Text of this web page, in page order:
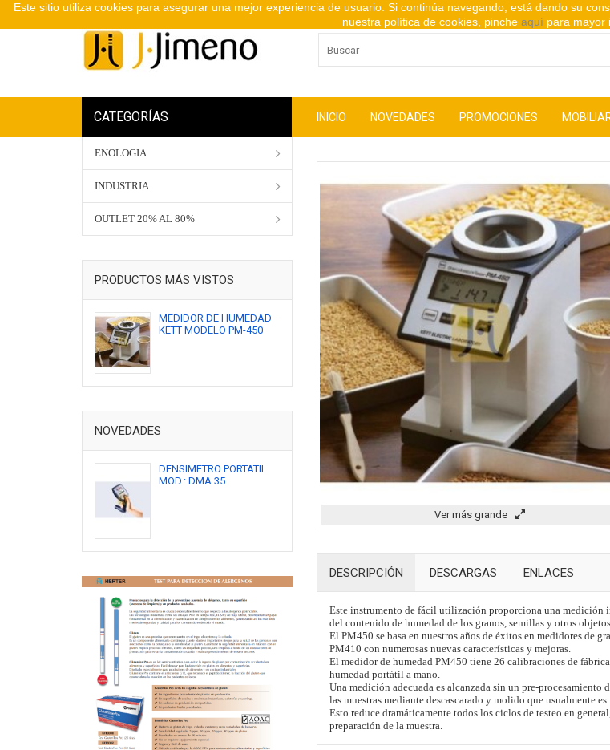
INICIO NOVEDADES PROMOCIONES
CATEGORÍAS
ENOLOGIA
INDUSTRIA
OUTLET 20% AL 80%
PRODUCTOS MÁS VISTOS
MEDIDOR DE HUMEDAD
KETT MODELO PM-450
NOVEDADES
DENSIMETRO PORTATIL
MOD.: DMA 35
Ver más grande
DESCRIPCIÓN DESCARGAS ENLACES
Este instrumento de fácil utilización proporciona una medición
del contenido de humedad de los granos, semillas y otros
El PM450 se basa en nuestros años de éxitos en medidores de
PM410 con numerosas nuevas características y mejoras.
El medidor de humedad PM450 tiene 26 calibraciones de
humedad portátil a mano.
Una medición adecuada es alcanzada sin un pre-procesamiento
las muestras mediante descascarado y molido que usualmente
Esto reduce dramáticamente todos los ciclos de testeo en
preparación de la muestra.
Este sitio utiliza cookies para asegurar una mejor experiencia de usuario. Si continúa navegando, está dando su
nuestra política de cookies, pinche aquí para mayor